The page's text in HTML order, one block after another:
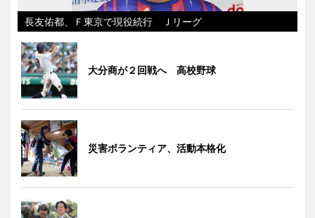
長友佑都、Ｆ東京で現役続行 Ｊリーグ
大分商が２回戦へ 高校野球
災害ボランティア、活動本格化